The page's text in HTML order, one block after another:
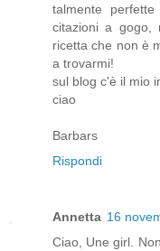
talmente
citazioni a gogo,
ricetta che non è
a trovarmi!
sul blog c'è il mio
ciao
Barbars
Rispondi
Annetta 16
Ciao, Une girl.